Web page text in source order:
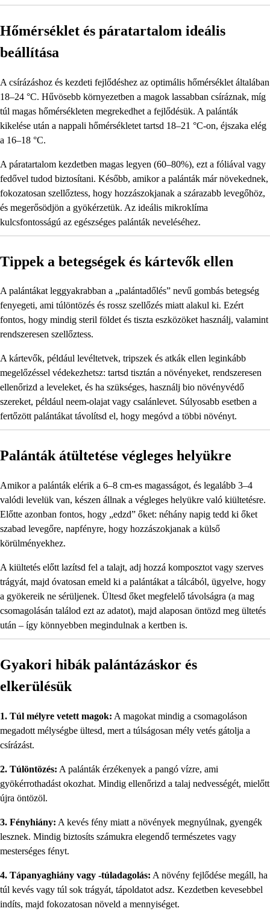
Hőmérséklet és páratartalom ideális
beállítása
A csírázáshoz és kezdeti fejlődéshez az optimális hőmérséklet általában
18–24 °C. Hűvösebb környezetben a magok lassabban csíráznak, míg
túl magas hőmérsékleten megrekedhet a fejlődésük. A palánták
kikelése után a nappali hőmérsékletet tartsd 18–21 °C-on, éjszaka elég
a 16–18 °C.
A páratartalom kezdetben magas legyen (60–80%), ezt a fóliával vagy
fedővel tudod biztosítani. Később, amikor a palánták már növekednek,
fokozatosan szellőztess, hogy hozzászokjanak a szárazabb levegőhöz,
és megerősödjön a gyökérzetük. Az ideális mikroklíma
kulcsfontosságú az egészséges palánták neveléséhez.
Tippek a betegségek és kártevők ellen
A palántákat leggyakrabban a „palántadőlés” nevű gombás betegség
fenyegeti, ami túlöntözés és rossz szellőzés miatt alakul ki. Ezért
fontos, hogy mindig steril földet és tiszta eszközöket használj, valamint
rendszeresen szellőztess.
A kártevők, például levéltetvek, tripszek és atkák ellen leginkább
megelőzéssel védekezhetsz: tartsd tisztán a növényeket, rendszeresen
ellenőrizd a leveleket, és ha szükséges, használj bio növényvédő
szereket, például neem-olajat vagy csalánlevet. Súlyosabb esetben a
fertőzött palántákat távolítsd el, hogy megóvd a többi növényt.
Palánták átültetése végleges helyükre
Amikor a palánták elérik a 6–8 cm-es magasságot, és legalább 3–4
valódi levelük van, készen állnak a végleges helyükre való kiültetésre.
Előtte azonban fontos, hogy „edzd” őket: néhány napig tedd ki őket
szabad levegőre, napfényre, hogy hozzászokjanak a külső
körülményekhez.
A kiültetés előtt lazítsd fel a talajt, adj hozzá komposztot vagy szerves
trágyát, majd óvatosan emeld ki a palántákat a tálcából, ügyelve, hogy
a gyökereik ne sérüljenek. Ültesd őket megfelelő távolságra (a mag
csomagolásán találod ezt az adatot), majd alaposan öntözd meg ültetés
után – így könnyebben megindulnak a kertben is.
Gyakori hibák palántázáskor és
elkerülésük
1. Túl mélyre vetett magok: A magokat mindig a csomagoláson
megadott mélységbe ültesd, mert a túlságosan mély vetés gátolja a
csírázást.
2. Túlöntözés: A palánták érzékenyek a pangó vízre, ami
gyökérrothadást okozhat. Mindig ellenőrizd a talaj nedvességét, mielőtt
újra öntözöl.
3. Fényhiány: A kevés fény miatt a növények megnyúlnak, gyengék
lesznek. Mindig biztosíts számukra elegendő természetes vagy
mesterséges fényt.
4. Tápanyaghiány vagy -túladagolás: A növény fejlődése megáll, ha
túl kevés vagy túl sok trágyát, tápoldatot adsz. Kezdetben kevesebbel
indíts, majd fokozatosan növeld a mennyiséget.